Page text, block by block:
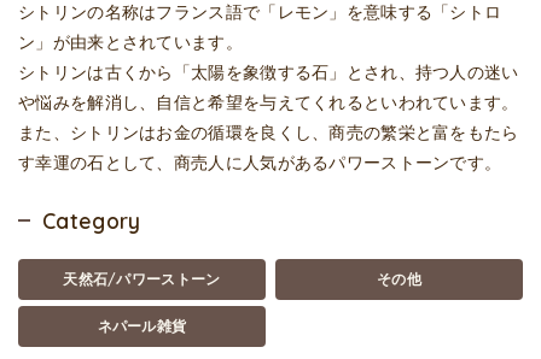
シトリンの名称はフランス語で「レモン」を意味する「シトロ
ン」が由来とされています。
シトリンは古くから「太陽を象徴する石」とされ、持つ人の迷い
や悩みを解消し、自信と希望を与えてくれるといわれています。
また、シトリンはお金の循環を良くし、商売の繁栄と富をもたら
す幸運の石として、商売人に人気があるパワーストーンです。
Category
天然石/パワーストーン その他
ネパール雑貨